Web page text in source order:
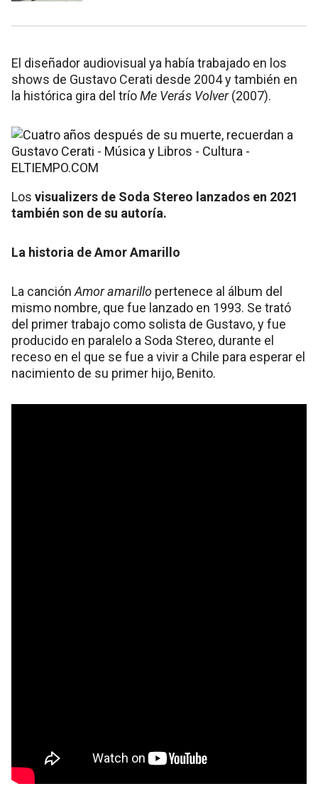
El diseñador audiovisual ya había trabajado en los
shows de Gustavo Cerati desde 2004 y también en
la histórica gira del tríoMe Verás Volver(2007).
Los visualizers de Soda Stereo lanzados en 2021
también son de su autoría.
La historia de Amor Amarillo
La canción Amor amarillo pertenece al álbum del
mismo nombre, que fue lanzado en 1993. Se trató
del primer trabajo como solista de Gustavo, y fue
producido en paralelo a Soda Stereo, durante el
receso en el que se fue a vivir a Chile para esperar el
nacimiento de su primer hijo, Benito.